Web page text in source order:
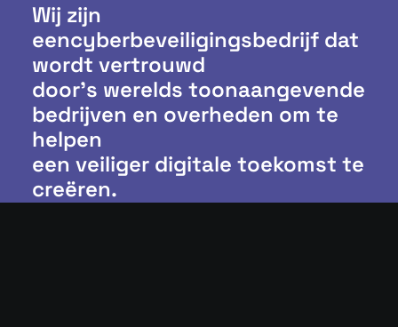
Wij zijn
eencyberbeveiligingsbedrijf dat
wordt vertrouwd
door’s werelds toonaangevende
bedrijven en overheden om te
helpen
een veiliger digitale toekomst te
creëren.